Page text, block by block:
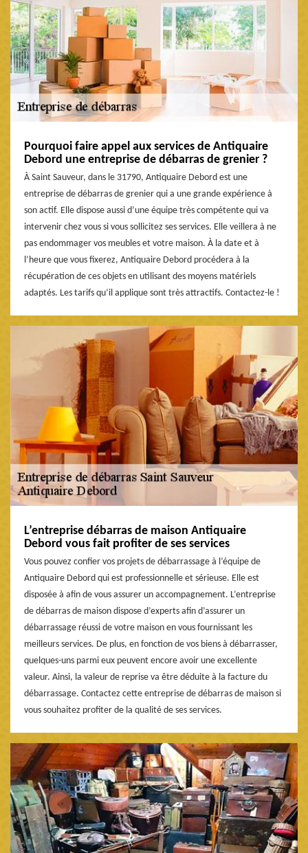
Pourquoi faire appel aux services de Antiquaire
Debord une entreprise de débarras de grenier ?
À Saint Sauveur, dans le 31790, Antiquaire Debord est une
entreprise de débarras de grenier qui a une grande expérience à
son actif. Elle dispose aussi d’une équipe très compétente qui va
intervenir chez vous si vous sollicitez ses services. Elle veillera à ne
pas endommager vos meubles et votre maison. À la date et à
l’heure que vous fixerez, Antiquaire Debord procédera à la
récupération de ces objets en utilisant des moyens matériels
adaptés. Les tarifs qu’il applique sont très attractifs. Contactez-le !
L’entreprise débarras de maison Antiquaire
Debord vous fait profiter de ses services
Vous pouvez confier vos projets de débarrassage à l’équipe de
Antiquaire Debord qui est professionnelle et sérieuse. Elle est
disposée à afin de vous assurer un accompagnement. L’entreprise
de débarras de maison dispose d’experts afin d’assurer un
débarrassage réussi de votre maison en vous fournissant les
meilleurs services. De plus, en fonction de vos biens à débarrasser,
quelques-uns parmi eux peuvent encore avoir une excellente
valeur. Ainsi, la valeur de reprise va être déduite à la facture du
débarrassage. Contactez cette entreprise de débarras de maison si
vous souhaitez profiter de la qualité de ses services.